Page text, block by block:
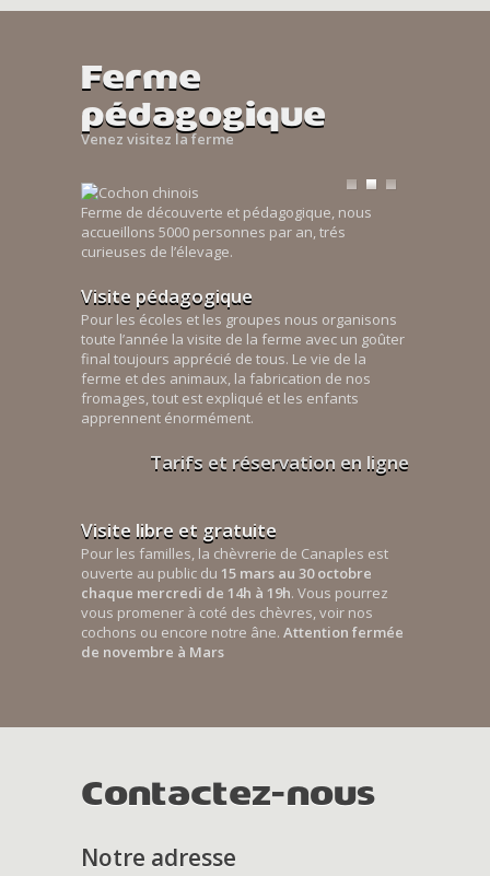
Ferme
pédagogique
Venez visitez la ferme
Ferme de découverte et pédagogique, nous
accueillons 5000 personnes par an, trés
curieuses de l’élevage.
Visite pédagogique
Pour les écoles et les groupes nous organisons
toute l’année la visite de la ferme avec un goûter
final toujours apprécié de tous. Le vie de la
ferme et des animaux, la fabrication de nos
fromages, tout est expliqué et les enfants
apprennent énormément.
Tarifs et réservation en ligne
Visite libre et gratuite
Pour les familles, la chèvrerie de Canaples est
ouverte au public du 15 mars au 30 octobre
chaque mercredi de 14h à 19h. Vous pourrez
vous promener à coté des chèvres, voir nos
cochons ou encore notre âne. Attention fermée
de novembre à Mars
Contactez-nous
Notre adresse